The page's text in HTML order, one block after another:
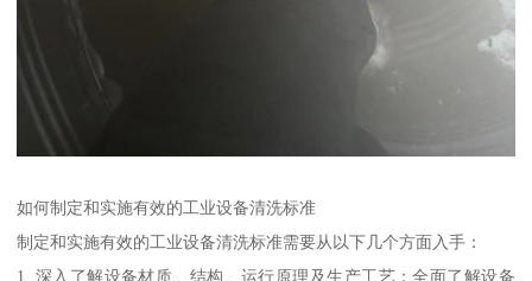
如何制定和实施有效的工业设备清洗标准
制定和实施有效的工业设备清洗标准需要从以下几个方面入手：
1. 深入了解设备材质、结构、运行原理及生产工艺：全面了解设备